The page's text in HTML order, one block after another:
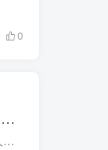
0
商家介绍 QuadraNet是美国的idc主机商，在国人中拥有较高的知名度，很多中小VPS商家也是从这家拿的机器。本次优惠促销主要是独立服务器。 博主自己对QN网络的感觉，也就那个样了，超售天王机器...